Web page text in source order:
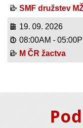
SMF družstev
19. 09. 2026
08:00AM -
M ČR žactva